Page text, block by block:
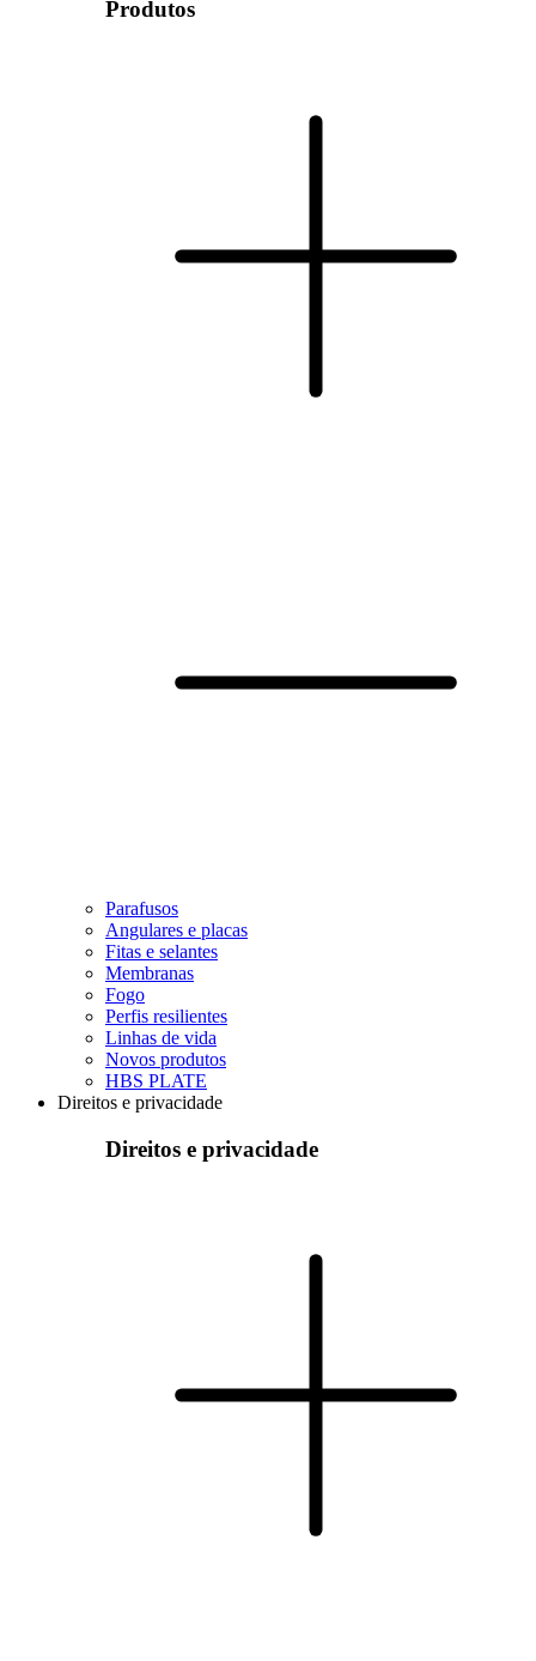
Produtos
Parafusos
Angulares e placas
Fitas e selantes
Membranas
Fogo
Perfis resilientes
Linhas de vida
Novos produtos
HBS PLATE
Direitos e privacidade
Direitos e privacidade